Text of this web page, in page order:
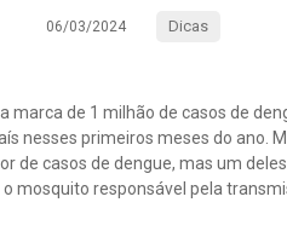
06/03/2024 Dicas
marca de 1 milhão de casos de
nesses primeiros meses do ano.
de casos de dengue, mas um
mosquito responsável pela